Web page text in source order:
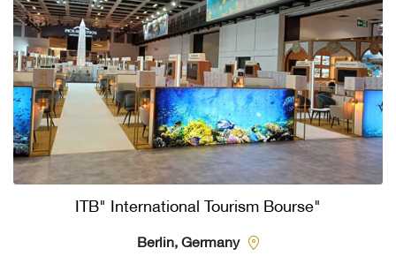
"ITB" International Tourism Bourse
Berlin, Germany